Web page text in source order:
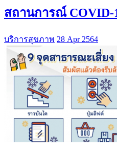
สถานการณ์ COVID-
บริการสุขภาพ 28 Apr 2564